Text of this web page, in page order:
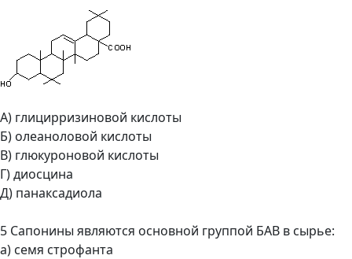
А) глицирризиновой кислоты
Б) олеаноловой кислоты
В) глюкуроновой кислоты
Г) диосцина
Д) панаксадиола
5 Сапонины являются основной группой БАВ в сырье:
а) семя строфанта